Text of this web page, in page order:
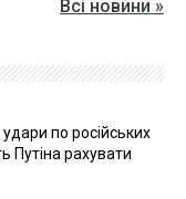
Всі новини »
по російських
Путіна рахувати